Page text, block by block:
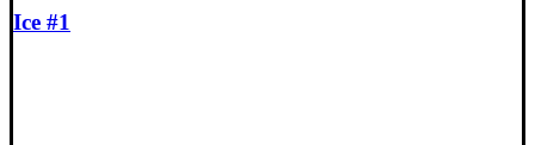
Ice #1